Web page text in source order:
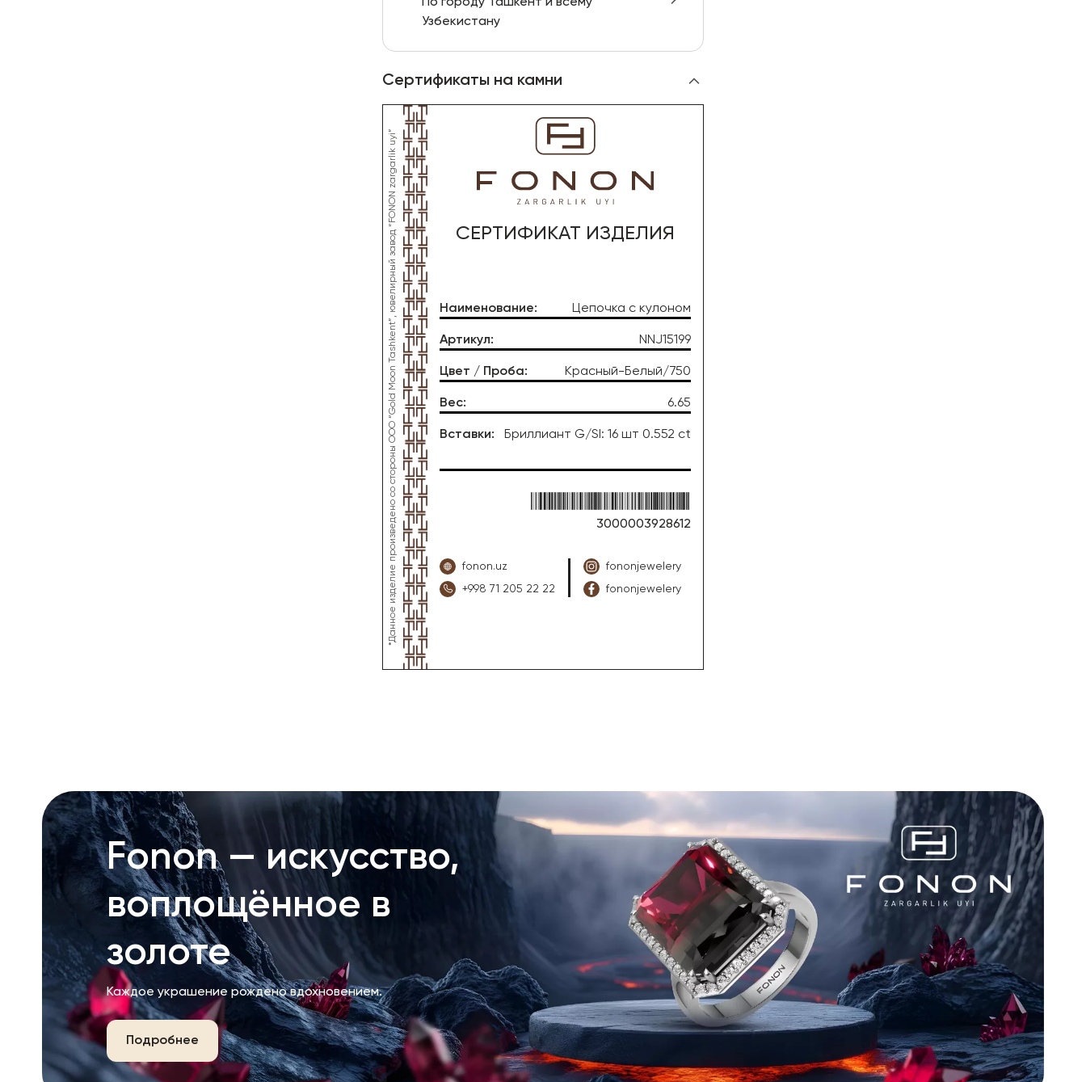
Узбекистану
Сертификаты на камни
*Данное изделие произведено со стороны OOO “Gold Moon Tashkent”, ювелирный завод “FONON zargarlik uyi” СЕРТИФИКАТ ИЗДЕЛИЯ
Наименование: Цепочка с кулоном
Артикул: NNJ15199
Цвет / Проба: Красный-Белый/750
Вес: 6.65
Вставки: Бриллиант G/SI: 16 шт 0.552 ct
3000003928612
fonon.uz
+998 71 205 22 22
fononjewelery
fononjewelery
Fonon — искусство,
воплощённое в
золоте
Каждое украшение рождено вдохновением.
Подробнее